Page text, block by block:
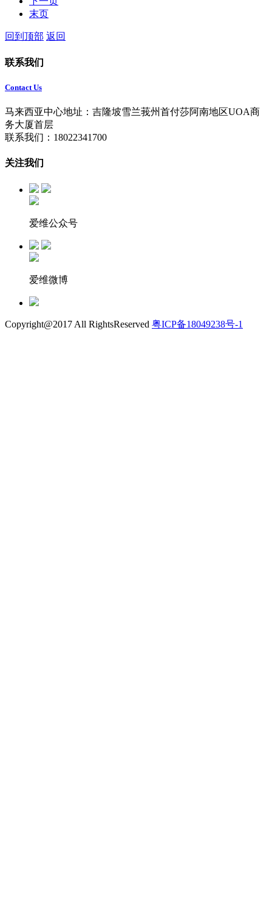
末页
回到顶部 返回
联系我们
Contact Us
马来西亚中心地址：吉隆坡雪兰莪州首付莎阿南地区UOA商
务大厦首层
联系我们：18022341700
关注我们
爱维公众号
爱维微博
Copyright@2017 All RightsReserved 粤ICP备18049238号-1